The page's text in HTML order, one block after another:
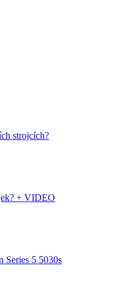
strojcích?
+ VIDEO
5 5030s